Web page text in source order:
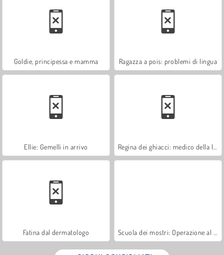
Goldie, principessa e mamma Ragazza a pois: problemi di lingua
Ellie: Gemelli in arrivo
Fatina dal dermatologo